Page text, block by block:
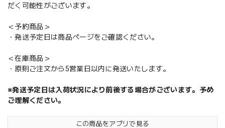
だく可能性がございます。
＜予約商品＞
・発送予定日は商品ページをご確認ください。
＜在庫商品＞
・原則ご注文から5営業日以内に発送いたします。
※発送予定日は入荷状況により前後する場合がございます。予め
ご理解ください。
この商品をアプリで見る